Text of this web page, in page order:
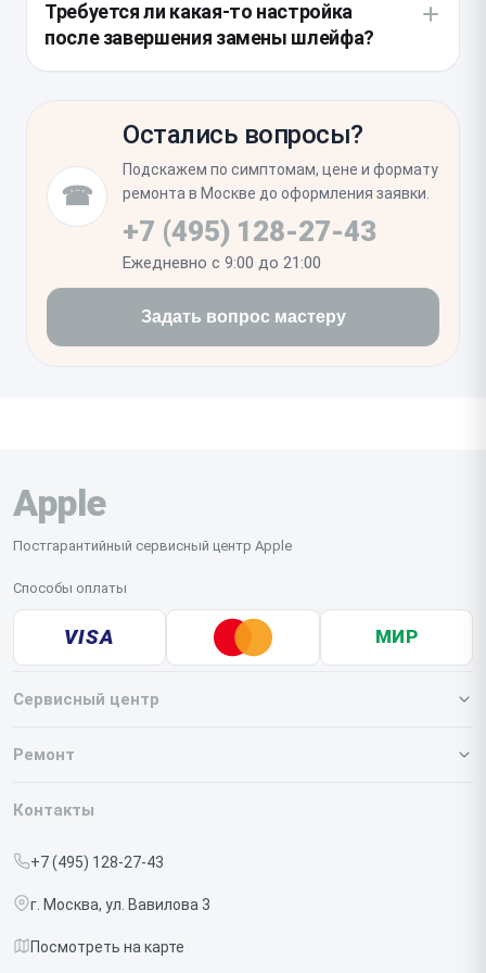
внутренних разъемов на наличие следов влаги или
окисления. Это отличная возможность убедиться
в целостности системной платы и предотвратить
Требуется ли какая-то настройка
после завершения замены шлейфа?
узла. В ряде случаев может потребоваться
программная перепривязка компонента через
системное меню, чтобы сохранить полноценную
☎
Остались вопросы?
Подскажем по симптомам, цене и формату
ремонта в Москве до оформления заявки.
+7 (495) 128-27-43
Ежедневно с 9:00 до 21:00
Задать вопрос мастеру
Apple
Постгарантийный сервисный центр Apple
Способы оплаты
VISA МИР
Сервисный центр
О нашем сервисе
Срочный ремонт
Доставка и способы оплаты
Диагностика
Ремонт
Iphone
Контакты
+7 (495) 128-27-43
г. Москва, ул. Вавилова 3
Посмотреть на карте